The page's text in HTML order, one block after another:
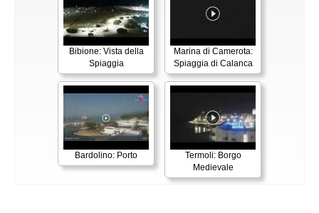
Bibione: Vista della
Spiaggia
Marina di Camerota:
Spiaggia di Calanca
Bardolino: Porto
Termoli: Borgo
Medievale